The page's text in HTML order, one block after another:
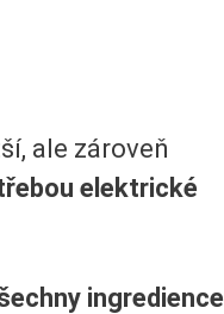
ale zároveň
elektrické
ingredience